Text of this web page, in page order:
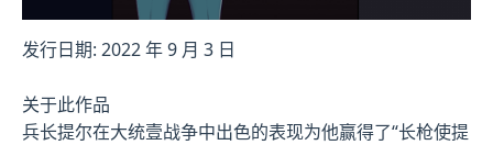
发行日期: 2022 年 9 月 3 日
关于此作品
兵长提尔在大统壹战争中出色的表现为他赢得了“长枪使提